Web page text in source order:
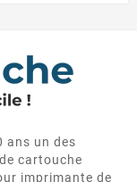
ans un des
cartouche
imprimante de